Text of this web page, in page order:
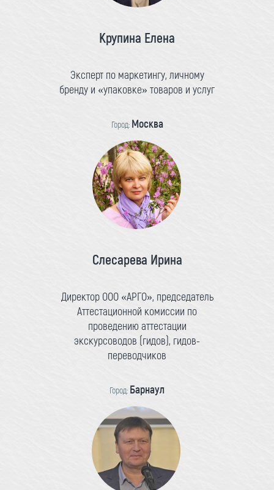
Крупина Елена
Эксперт по маркетингу, личному
бренду и «упаковке» товаров и услуг
Город: Москва
Слесарева Ирина
Директор ООО «АРГО», председатель
Аттестационной комиссии по
проведению аттестации
экскурсоводов (гидов), гидов-
переводчиков
Город: Барнаул